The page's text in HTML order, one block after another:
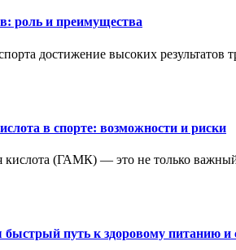
роль и преимущества
достижение высоких результатов
в спорте: возможности и риски
кислота (ГАМК) — это не только
путь к здоровому питанию